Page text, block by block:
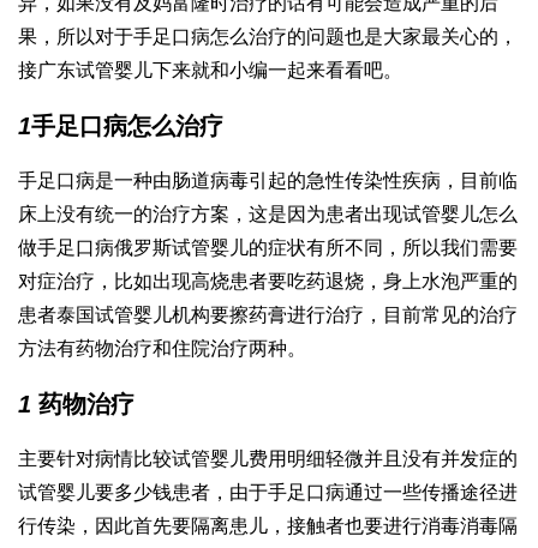
果，所以对于手足口病怎么治疗的问题也是大家最关心的，
接广东试管婴儿下来就和小编一起来看看吧。
1手足口病怎么治疗
手足口病是一种由肠道病毒引起的急性传染性疾病，目前临
床上没有统一的治疗方案，这是因为患者出现试管婴儿怎么
做手足口病俄罗斯试管婴儿的症状有所不同，所以我们需要
对症治疗，比如出现高烧患者要吃药退烧，身上水泡严重的
患者泰国试管婴儿机构要擦药膏进行治疗，目前常见的治疗
方法有药物治疗和住院治疗两种。
1 药物治疗
主要针对病情比较试管婴儿费用明细轻微并且没有并发症的
试管婴儿要多少钱患者，由于手足口病通过一些传播途径进
行传染，因此首先要隔离患儿，接触者也要进行消毒消毒隔